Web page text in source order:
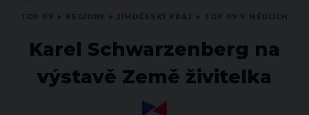
Karel Schwarzenberg na
výstavě Země živitelka